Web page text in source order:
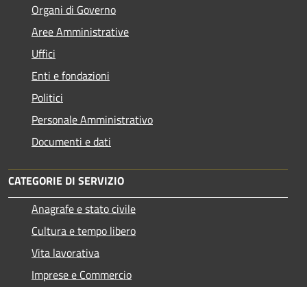
Organi di Governo
Aree Amministrative
Uffici
Enti e fondazioni
Politici
Personale Amministrativo
Documenti e dati
CATEGORIE DI SERVIZIO
Anagrafe e stato civile
Cultura e tempo libero
Vita lavorativa
Imprese e Commercio